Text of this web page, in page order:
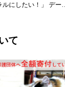
したい！」 データ
では今まで
加されたので紹介し...
て